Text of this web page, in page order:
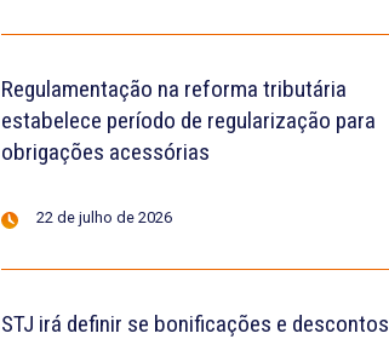
Regulamentação na reforma tributária
estabelece período de regularização para
obrigações acessórias
22 de julho de 2026
STJ irá definir se bonificações e descontos